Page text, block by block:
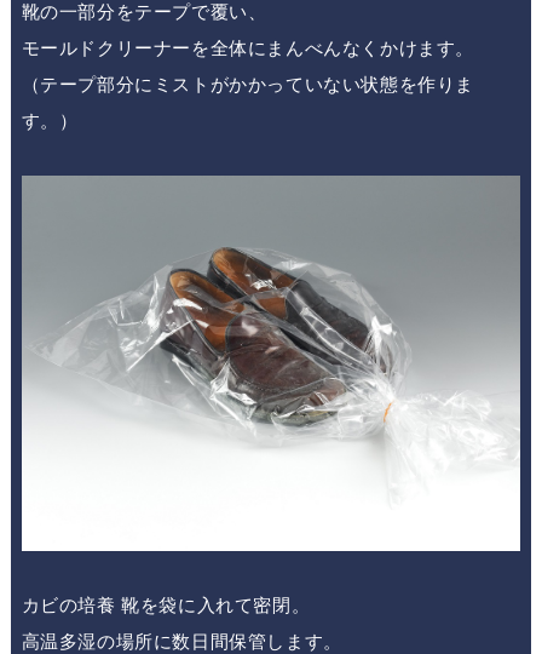
靴の一部分をテープで覆い、
モールドクリーナーを全体にまんべんなくかけます。
（テープ部分にミストがかかっていない状態を作りま
す。）
カビの培養 靴を袋に入れて密閉。
高温多湿の場所に数日間保管します。